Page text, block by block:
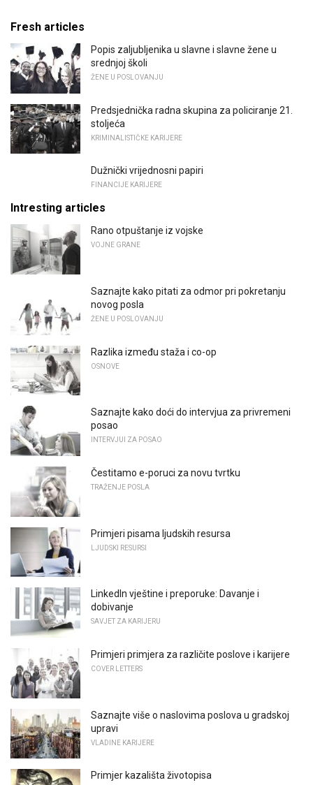
Fresh articles
Popis zaljubljenika u slavne i slavne žene u
srednjoj školi
ŽENE U POSLOVANJU
Predsjednička radna skupina za policiranje 21.
stoljeća
KRIMINALISTIČKE KARIJERE
Dužnički vrijednosni papiri
FINANCIJE KARIJERE
Intresting articles
Rano otpuštanje iz vojske
VOJNE GRANE
Saznajte kako pitati za odmor pri pokretanju
novog posla
ŽENE U POSLOVANJU
Razlika između staža i co-op
OSNOVE
Saznajte kako doći do intervjua za privremeni
posao
INTERVJUI ZA POSAO
Čestitamo e-poruci za novu tvrtku
TRAŽENJE POSLA
Primjeri pisama ljudskih resursa
LJUDSKI RESURSI
LinkedIn vještine i preporuke: Davanje i
dobivanje
SAVJET ZA KARIJERU
Primjeri primjera za različite poslove i karijere
COVER LETTERS
Saznajte više o naslovima poslova u gradskoj
upravi
VLADINE KARIJERE
Primjer kazališta životopisa